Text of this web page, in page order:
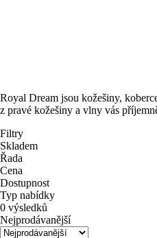
Royal Dream jsou kožešiny,
z pravé kožešiny a vlny vás
Filtry
Skladem
Řada
Cena
Dostupnost
Typ nabídky
0 výsledků
Nejprodávanější